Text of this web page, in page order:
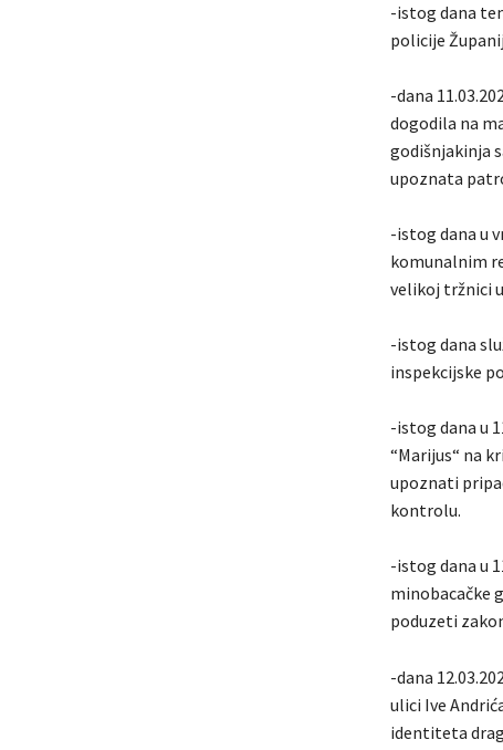
-istog dana
policije
-dana
dogodila na
godišnjakinja
upoznata
-istog dana u
komunalnim
velikoj tržnici
-istog dana
inspekcijske
-istog dana u
“Marijus“ na
upoznati
kontrolu.
-istog dana u
minobacačke
poduzeti
-dana
ulici Ive
identiteta